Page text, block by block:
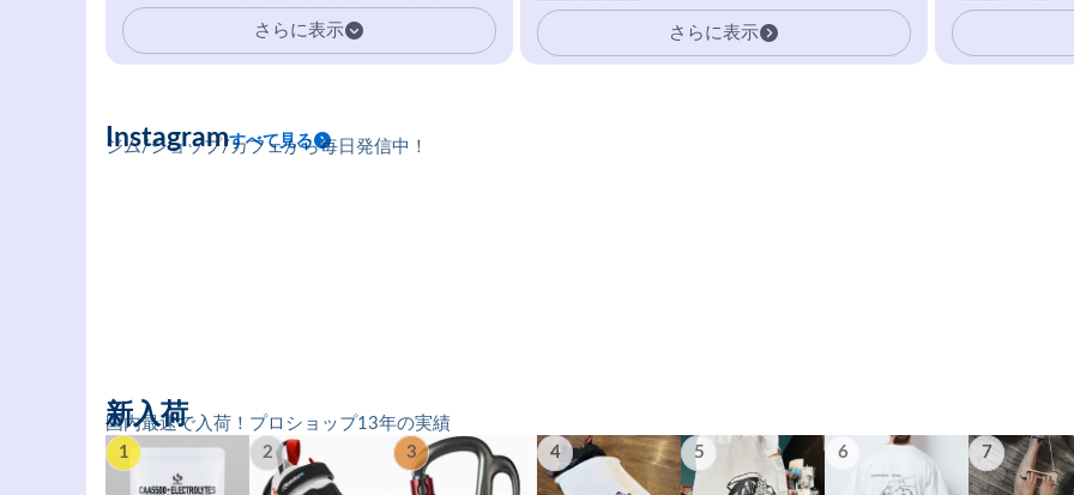
イマーの指を本気で鍛えるギア。
さらに表示 さらに表示
ジム/ショップ/カフェから毎日発信中！
Instagramすべて見る
国内最速で入荷！プロショップ13年の実績
新入荷
1 2 3 4 5 6 7